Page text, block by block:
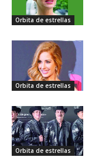
Orbita de estrellas
Orbita de estrellas
Orbita de estrellas